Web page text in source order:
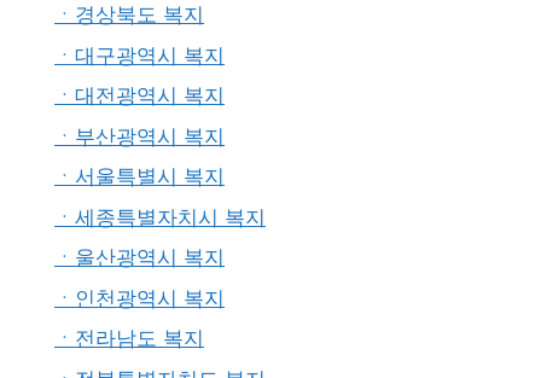
ㆍ경상북도 복지
ㆍ대구광역시 복지
ㆍ대전광역시 복지
ㆍ부산광역시 복지
ㆍ서울특별시 복지
ㆍ세종특별자치시 복지
ㆍ울산광역시 복지
ㆍ인천광역시 복지
ㆍ전라남도 복지